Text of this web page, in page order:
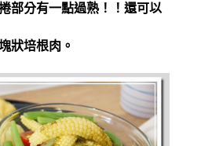
部分有一點過熟！！還可以
狀培根肉。